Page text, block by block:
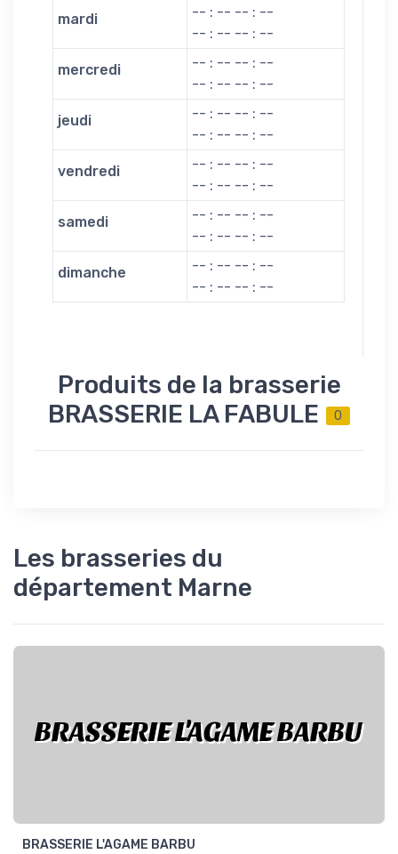
mardi
-- : -- -- : --
-- : -- -- : --
mercredi
-- : -- -- : --
-- : -- -- : --
jeudi
-- : -- -- : --
-- : -- -- : --
vendredi
-- : -- -- : --
-- : -- -- : --
samedi
-- : -- -- : --
-- : -- -- : --
dimanche
-- : -- -- : --
-- : -- -- : --
Produits de la brasserie
BRASSERIE LA FABULE
0
Les brasseries du
département Marne
BRASSERIE L'AGAME BARBU
BRASSERIE L'AGAME BARBU